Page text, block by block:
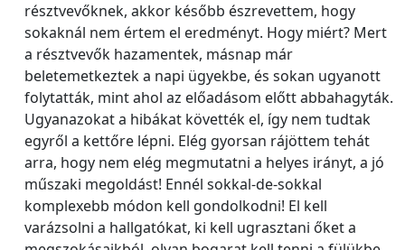
résztvevőknek, akkor később észrevettem, hogy
sokaknál nem értem el eredményt. Hogy miért? Mert
a résztvevők hazamentek, másnap már
beletemetkeztek a napi ügyekbe, és sokan ugyanott
folytatták, mint ahol az előadásom előtt abbahagyták.
Ugyanazokat a hibákat követték el, így nem tudtak
egyről a kettőre lépni. Elég gyorsan rájöttem tehát
arra, hogy nem elég megmutatni a helyes irányt, a jó
műszaki megoldást! Ennél sokkal-de-sokkal
komplexebb módon kell gondolkodni! El kell
varázsolni a hallgatókat, ki kell ugrasztani őket a